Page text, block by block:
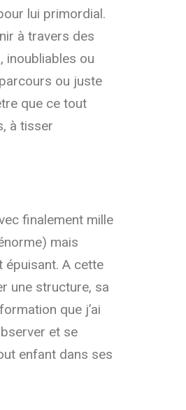
lui primordial.
à travers des
inoubliables ou
ou juste
que ce tout
à tisser
finalement mille
mais
épuisant. A cette
une structure, sa
que j’ai
et se
enfant dans ses